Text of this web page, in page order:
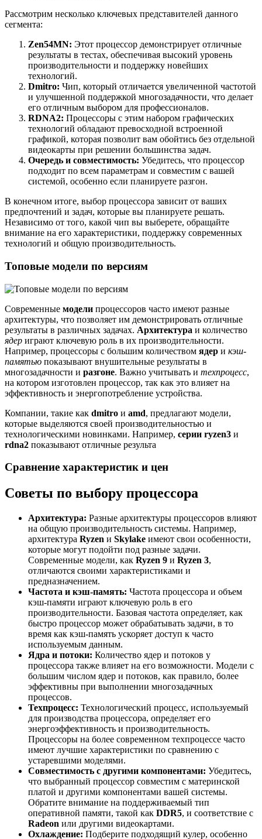
Рассмотрим несколько ключевых представителей данного
сегмента:
Zen54MN: Этот процессор демонстрирует отличные
результаты в тестах, обеспечивая высокий уровень
производительности и поддержку новейших
технологий.
Dmitro: Чип, который отличается увеличенной частотой
и улучшенной поддержкой многозадачности, что делает
его отличным выбором для профессионалов.
RDNA2: Процессоры с этим набором графических
технологий обладают превосходной встроенной
графикой, которая позволит вам обойтись без отдельной
видеокарты при решении большинства задач.
Очередь и совместимость: Убедитесь, что процессор
подходит по всем параметрам и совместим с вашей
системой, особенно если планируете разгон.
В конечном итоге, выбор процессора зависит от ваших
предпочтений и задач, которые вы планируете решать.
Независимо от того, какой чип вы выберете, обращайте
внимание на его характеристики, поддержку современных
технологий и общую производительность.
Топовые модели по версиям
Современные модели процессоров часто имеют разные
архитектуры, что позволяет им демонстрировать отличные
результаты в различных задачах. Архитектура и количество
ядер играют ключевую роль в их производительности.
Например, процессоры с большим количеством ядер и кэш-
памятью показывают внушительные результаты в
многозадачности и разгоне. Важно учитывать и техпроцесс,
на котором изготовлен процессор, так как это влияет на
эффективность и энергопотребление устройства.
Компании, такие как dmitro и amd, предлагают модели,
которые выделяются своей производительностью и
технологическими новинками. Например, серии ryzen3 и
rdna2 показывают отличные результа
Сравнение характеристик и цен
Советы по выбору процессора
Архитектура: Разные архитектуры процессоров влияют
на общую производительность системы. Например,
архитектура Ryzen и Skylake имеют свои особенности,
которые могут подойти под разные задачи.
Современные модели, как Ryzen 9 и Ryzen 3,
отличаются своими характеристиками и
предназначением.
Частота и кэш-память: Частота процессора и объем
кэш-памяти играют ключевую роль в его
производительности. Базовая частота определяет, как
быстро процессор может обрабатывать задачи, в то
время как кэш-память ускоряет доступ к часто
используемым данным.
Ядра и потоки: Количество ядер и потоков у
процессора также влияет на его возможности. Модели с
большим числом ядер и потоков, как правило, более
эффективны при выполнении многозадачных
процессов.
Техпроцесс: Технологический процесс, используемый
для производства процессора, определяет его
энергоэффективность и производительность.
Процессоры на более современном техпроцессе часто
имеют лучшие характеристики по сравнению с
устаревшими моделями.
Совместимость с другими компонентами: Убедитесь,
что выбранный процессор совместим с материнской
платой и другими компонентами вашей системы.
Обратите внимание на поддерживаемый тип
оперативной памяти, такой как DDR5, и соответствие с
Radeon или другими видеокартами.
Охлаждение: Подберите подходящий кулер, особенно